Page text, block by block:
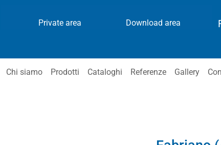
Private area Download area
Chi siamo Prodotti Cataloghi Referenze Gallery